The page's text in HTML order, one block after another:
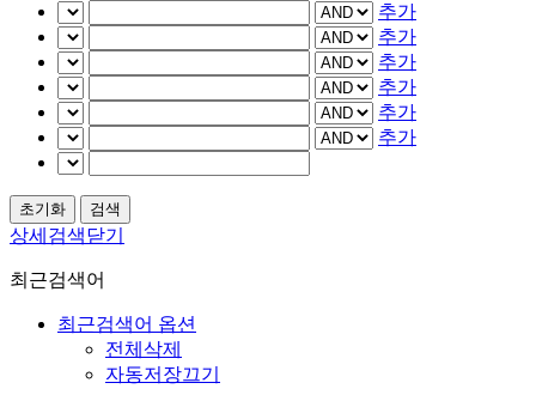
추가
추가
추가
추가
추가
추가
상세검색닫기
최근검색어
최근검색어 옵션
전체삭제
자동저장끄기